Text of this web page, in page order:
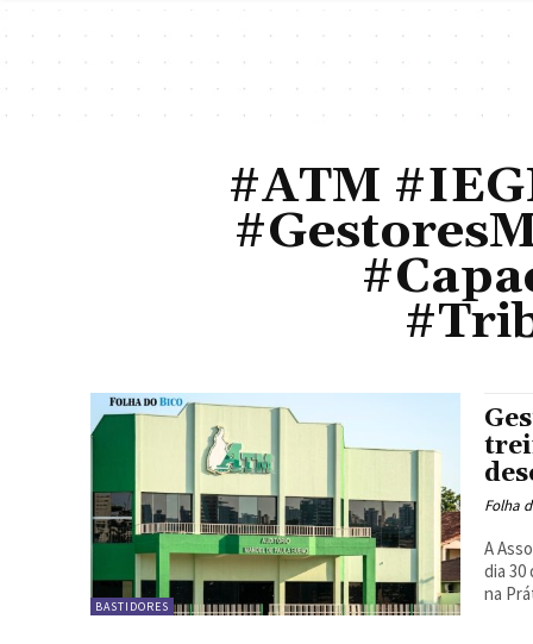
#ATM
BASTIDORES
Folha
A
dia 30
na